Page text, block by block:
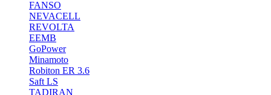
FANSO
NEVACELL
REVOLTA
EEMB
GoPower
Minamoto
Robiton ER 3.6
Saft LS
TADIRAN